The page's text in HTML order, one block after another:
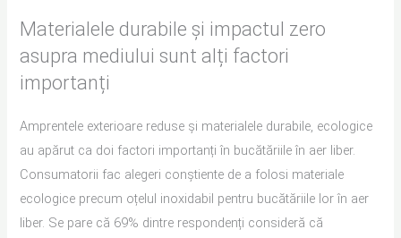
Materialele durabile și impactul zero
asupra mediului sunt alți factori
importanți
Amprentele exterioare reduse și materialele durabile, ecologice
au apărut ca doi factori importanți în bucătăriile în aer liber.
Consumatorii fac alegeri conștiente de a folosi materiale
ecologice precum oțelul inoxidabil pentru bucătăriile lor în aer
liber. Se pare că 69% dintre respondenți consideră că